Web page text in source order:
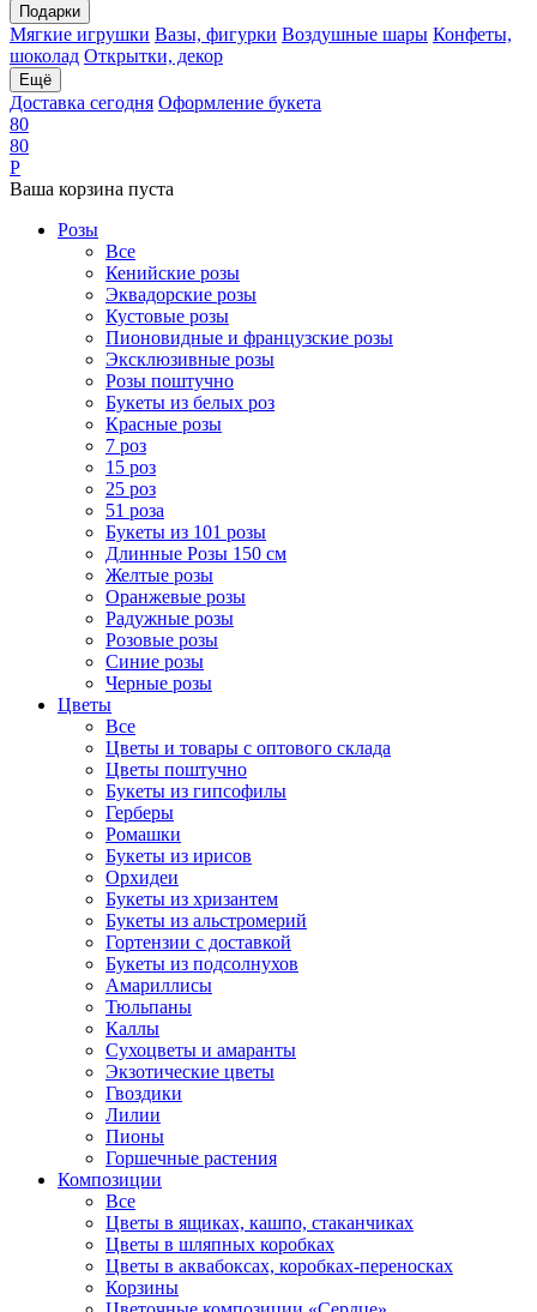
Подарки
Мягкие игрушки Вазы, фигурки Воздушные шары Конфеты,
шоколад Открытки, декор
Ещё
Доставка сегодня Оформление букета
80
80
Р
Ваша корзина пуста
Розы
Все
Кенийские розы
Эквадорские розы
Кустовые розы
Пионовидные и французские розы
Эксклюзивные розы
Розы поштучно
Букеты из белых роз
Красные розы
7 роз
15 роз
25 роз
51 роза
Букеты из 101 розы
Длинные Розы 150 см
Желтые розы
Оранжевые розы
Радужные розы
Розовые розы
Синие розы
Черные розы
Цветы
Все
Цветы и товары с оптового склада
Цветы поштучно
Букеты из гипсофилы
Герберы
Ромашки
Букеты из ирисов
Орхидеи
Букеты из хризантем
Букеты из альстромерий
Гортензии с доставкой
Букеты из подсолнухов
Амариллисы
Тюльпаны
Каллы
Сухоцветы и амаранты
Экзотические цветы
Гвоздики
Лилии
Пионы
Горшечные растения
Композиции
Все
Цветы в ящиках, кашпо, стаканчиках
Цветы в шляпных коробках
Цветы в аквабоксах, коробках-переносках
Корзины